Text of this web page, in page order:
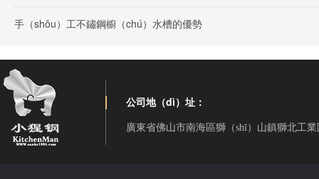
手（shǒu）工不鏽鋼櫥（chú）水槽的優勢
公司地（dì）址：
廣東省佛山市南海區獅（shī）山鎮獅北工業